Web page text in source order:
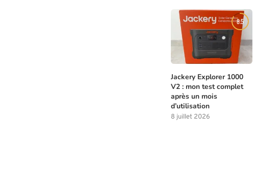
8.5
Jackery Explorer 1000
V2 : mon test complet
après un mois
d’utilisation
8 juillet 2026